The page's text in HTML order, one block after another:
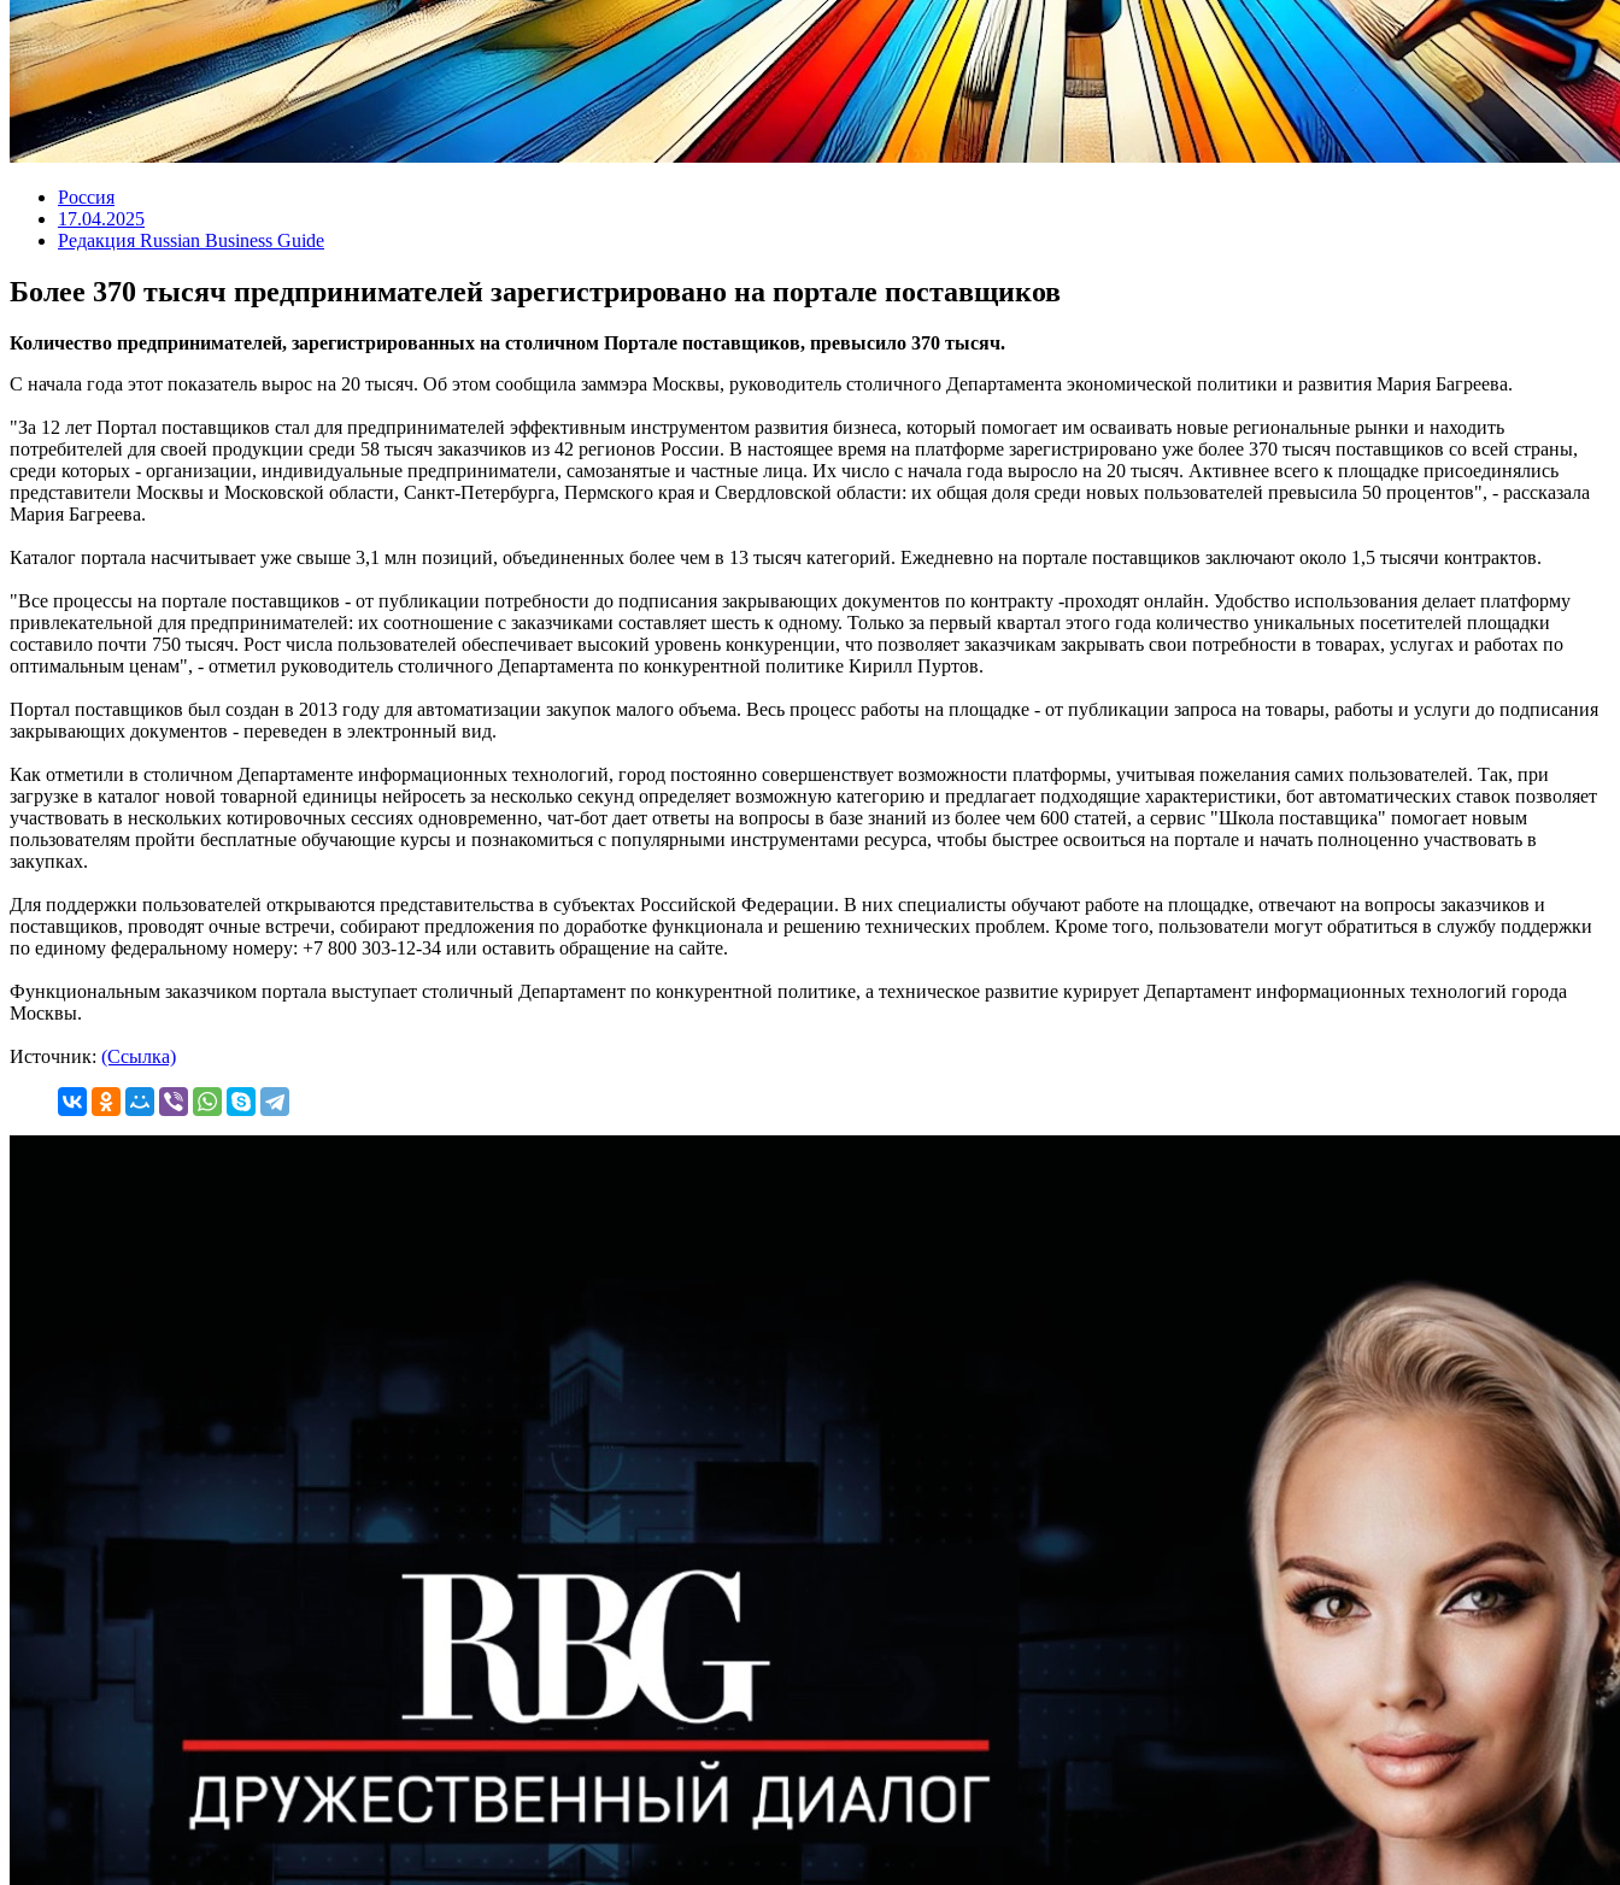
Россия
17.04.2025
Редакция Russian Business Guide
Более 370 тысяч предпринимателей зарегистрировано на портале поставщиков
Количество предпринимателей, зарегистрированных на столичном Портале поставщиков, превысило 370 тысяч.
С начала года этот показатель вырос на 20 тысяч. Об этом сообщила заммэра Москвы, руководитель столичного Департамента экономической политики и развития Мария Багреева.
"За 12 лет Портал поставщиков стал для предпринимателей эффективным инструментом развития бизнеса, который помогает им осваивать новые региональные рынки и находить
потребителей для своей продукции среди 58 тысяч заказчиков из 42 регионов России. В настоящее время на платформе зарегистрировано уже более 370 тысяч поставщиков со всей страны,
среди которых - организации, индивидуальные предприниматели, самозанятые и частные лица. Их число с начала года выросло на 20 тысяч. Активнее всего к площадке присоединялись
представители Москвы и Московской области, Санкт-Петербурга, Пермского края и Свердловской области: их общая доля среди новых пользователей превысила 50 процентов", - рассказала
Мария Багреева.
Каталог портала насчитывает уже свыше 3,1 млн позиций, объединенных более чем в 13 тысяч категорий. Ежедневно на портале поставщиков заключают около 1,5 тысячи контрактов.
"Все процессы на портале поставщиков - от публикации потребности до подписания закрывающих документов по контракту -проходят онлайн. Удобство использования делает платформу
привлекательной для предпринимателей: их соотношение с заказчиками составляет шесть к одному. Только за первый квартал этого года количество уникальных посетителей площадки
составило почти 750 тысяч. Рост числа пользователей обеспечивает высокий уровень конкуренции, что позволяет заказчикам закрывать свои потребности в товарах, услугах и работах по
оптимальным ценам", - отметил руководитель столичного Департамента по конкурентной политике Кирилл Пуртов.
Портал поставщиков был создан в 2013 году для автоматизации закупок малого объема. Весь процесс работы на площадке - от публикации запроса на товары, работы и услуги до подписания
закрывающих документов - переведен в электронный вид.
Как отметили в столичном Департаменте информационных технологий, город постоянно совершенствует возможности платформы, учитывая пожелания самих пользователей. Так, при
загрузке в каталог новой товарной единицы нейросеть за несколько секунд определяет возможную категорию и предлагает подходящие характеристики, бот автоматических ставок позволяет
участвовать в нескольких котировочных сессиях одновременно, чат-бот дает ответы на вопросы в базе знаний из более чем 600 статей, а сервис "Школа поставщика" помогает новым
пользователям пройти бесплатные обучающие курсы и познакомиться с популярными инструментами ресурса, чтобы быстрее освоиться на портале и начать полноценно участвовать в
закупках.
Для поддержки пользователей открываются представительства в субъектах Российской Федерации. В них специалисты обучают работе на площадке, отвечают на вопросы заказчиков и
поставщиков, проводят очные встречи, собирают предложения по доработке функционала и решению технических проблем. Кроме того, пользователи могут обратиться в службу поддержки
по единому федеральному номеру: +7 800 303-12-34 или оставить обращение на сайте.
Функциональным заказчиком портала выступает столичный Департамент по конкурентной политике, а техническое развитие курирует Департамент информационных технологий города
Москвы.
Источник: (Ссылка)